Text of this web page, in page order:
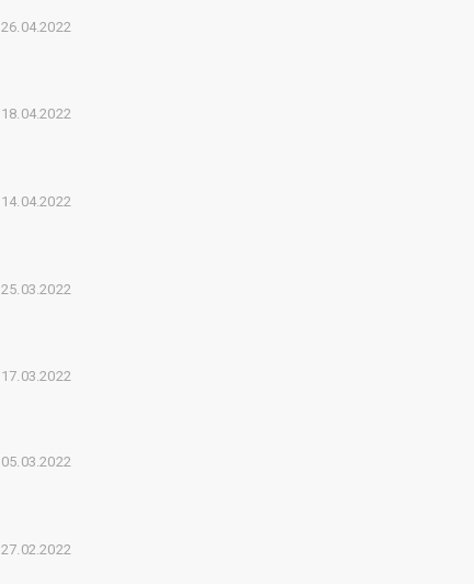
26.04.2022
18.04.2022
14.04.2022
25.03.2022
17.03.2022
05.03.2022
27.02.2022